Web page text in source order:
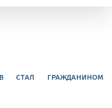
стал гражданином